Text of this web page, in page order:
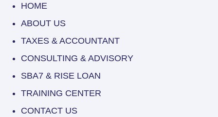
HOME
ABOUT US
TAXES & ACCOUNTANT
CONSULTING & ADVISORY
SBA7 & RISE LOAN
TRAINING CENTER
CONTACT US